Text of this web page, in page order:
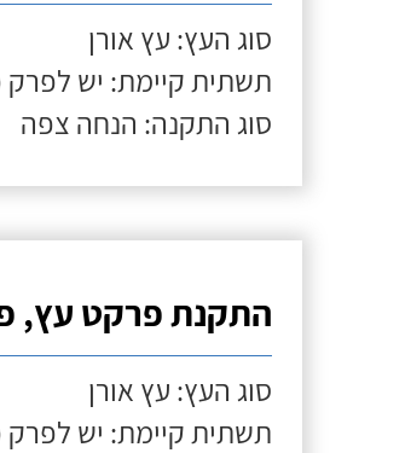
סוג העץ: עץ אורן
תשתית קיימת: יש
סוג התקנה: הנחה צפה
התקנת פרקט עץ,
סוג העץ: עץ אורן
תשתית קיימת: יש